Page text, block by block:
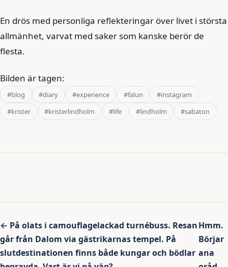
En drös med personliga reflekteringar över livet i största
allmänhet, varvat med saker som kanske berör de
flesta.
Bilden är tagen:
#blog #diary #experience #falun
#instagram
#krister
#kristerlindholm #life #lindholm #sabaton
Inläggsnavigering
← På olats i camouflagelackad turnébuss. Resan
går från Dalom via gästrikarnas tempel. På
slutdestinationen finns både kungar och bödlar
Hmm.
Börjar
ana